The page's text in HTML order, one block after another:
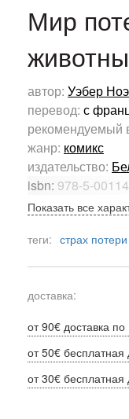
Мир
автор: Уэбер
перевод: с
рекомендуемый
жанр: комикс
издательство:
isbn: 978-5-
Показать все
теги: страх потери
доставка:
от 90€ доставка
от 50€
от 30€